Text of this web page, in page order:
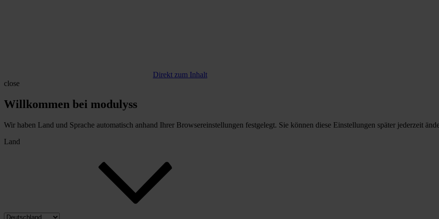
Direkt zum Inhalt
close
Willkommen bei modulyss
Wir haben Land und Sprache automatisch anhand Ihrer Browsereinstellungen festgelegt. Sie können diese Einstellungen später jederzeit
Land